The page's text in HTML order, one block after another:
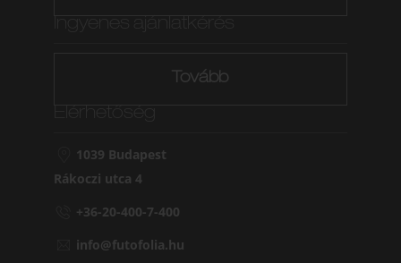
Tovább
1039 Budapest
Rákoczi utca 4
+36-20-400-7-400
info@futofolia.hu